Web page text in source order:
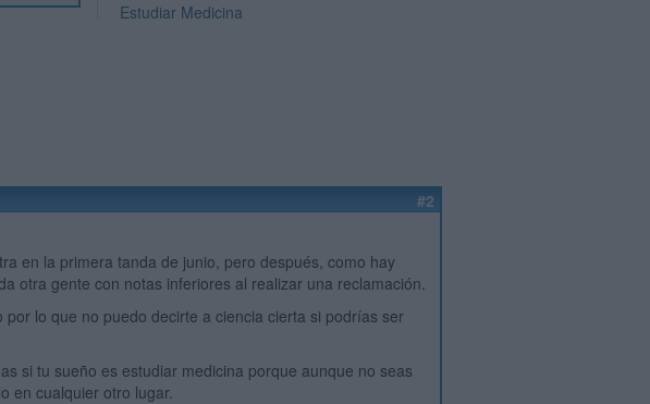
Estudiar Medicina
#2
en la primera tanda de junio, pero después, como hay
otra gente con notas inferiores al realizar una reclamación.
lo que no puedo decirte a ciencia cierta si podrías ser
si tu sueño es estudiar medicina porque aunque no seas
en cualquier otro lugar.